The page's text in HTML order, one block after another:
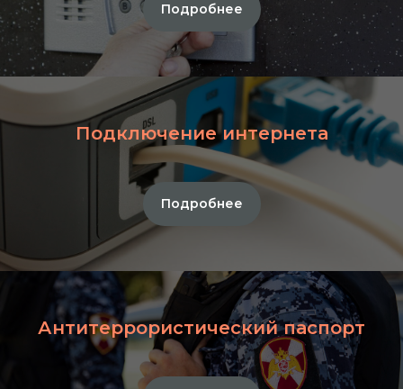
Подробнее
Подключение интернета
Подробнее
Антитеррористический паспорт